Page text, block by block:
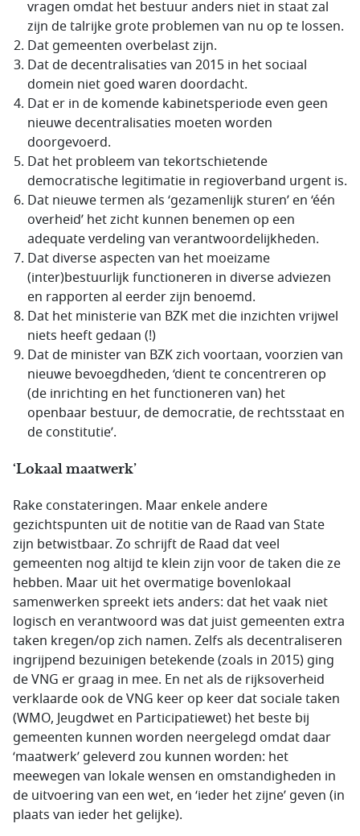
vragen omdat het bestuur anders niet in staat zal
zijn de talrijke grote problemen van nu op te lossen.
Dat gemeenten overbelast zijn.
Dat de decentralisaties van 2015 in het sociaal
domein niet goed waren doordacht.
Dat er in de komende kabinetsperiode even geen
nieuwe decentralisaties moeten worden
doorgevoerd.
Dat het probleem van tekortschietende
democratische legitimatie in regioverband urgent is.
Dat nieuwe termen als ‘gezamenlijk sturen’ en ‘één
overheid’ het zicht kunnen benemen op een
adequate verdeling van verantwoordelijkheden.
Dat diverse aspecten van het moeizame
(inter)bestuurlijk functioneren in diverse adviezen
en rapporten al eerder zijn benoemd.
Dat het ministerie van BZK met die inzichten vrijwel
niets heeft gedaan (!)
Dat de minister van BZK zich voortaan, voorzien van
nieuwe bevoegdheden, ‘dient te concentreren op
(de inrichting en het functioneren van) het
openbaar bestuur, de democratie, de rechtsstaat en
de constitutie’.
‘Lokaal maatwerk’
Rake constateringen. Maar enkele andere
gezichtspunten uit de notitie van de Raad van State
zijn betwistbaar. Zo schrijft de Raad dat veel
gemeenten nog altijd te klein zijn voor de taken die ze
hebben. Maar uit het overmatige bovenlokaal
samenwerken spreekt iets anders: dat het vaak niet
logisch en verantwoord was dat juist gemeenten extra
taken kregen/op zich namen. Zelfs als decentraliseren
ingrijpend bezuinigen betekende (zoals in 2015) ging
de VNG er graag in mee. En net als de rijksoverheid
verklaarde ook de VNG keer op keer dat sociale taken
(WMO, Jeugdwet en Participatiewet) het beste bij
gemeenten kunnen worden neergelegd omdat daar
‘maatwerk’ geleverd zou kunnen worden: het
meewegen van lokale wensen en omstandigheden in
de uitvoering van een wet, en ‘ieder het zijne’ geven (in
plaats van ieder het gelijke).